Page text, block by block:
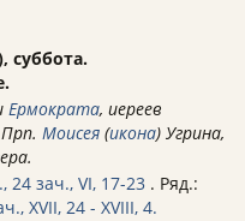
суббота.
Ермократа, иереев
Моисея (икона) Угрина,
24 зач., VI, 17-23 . Ряд.:
XVII, 24 - XVIII, 4.